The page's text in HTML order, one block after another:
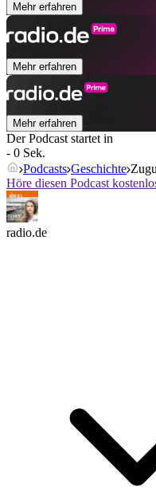
Mehr erfahren
Mehr erfahren
Mehr erfahren
Der Podcast startet in
- 0 Sek.
Podcasts Geschichte
Höre diesen Podcast
radio.de